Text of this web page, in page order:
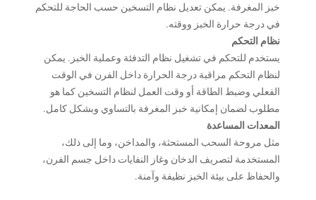
خبز المغرفة. يمكن تعديل نظام التسخين حسب الحاجة للتحكم
في درجة حرارة الخبز ووقته.
نظام التحكم
يستخدم للتحكم في تشغيل نظام التدفئة وعملية الخبز. يمكن
لنظام التحكم مراقبة درجة الحرارة داخل الفرن في الوقت
الفعلي وضبط الطاقة أو وقت العمل لنظام التسخين كما هو
مطلوب لضمان إمكانية خبز المغرفة بالتساوي وبشكل كامل.
المعدات المساعدة
مثل مروحة السحب المستحثة، والمداخن، وما إلى ذلك،
المستخدمة لتصريف الدخان وغاز النفايات داخل جسم الفرن،
والحفاظ على بيئة الخبز نظيفة وآمنة.